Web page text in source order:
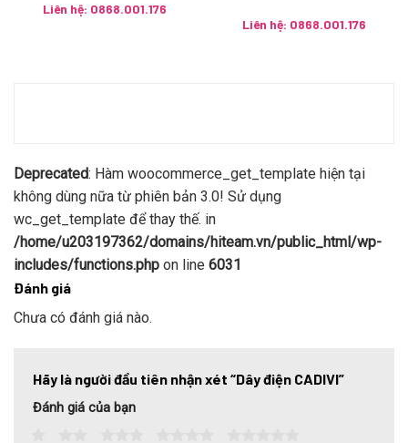
Liên hệ: 0868.001.176
Liên hệ: 0868.001.176
Deprecated: Hàm woocommerce_get_template hiện tại
không dùng nữa từ phiên bản 3.0! Sử dụng
wc_get_template để thay thế. in
/home/u203197362/domains/hiteam.vn/public_html/wp-
includes/functions.php on line 6031
Đánh giá
Chưa có đánh giá nào.
Hãy là người đầu tiên nhận xét “Dây điện CADIVI”
Đánh giá của bạn